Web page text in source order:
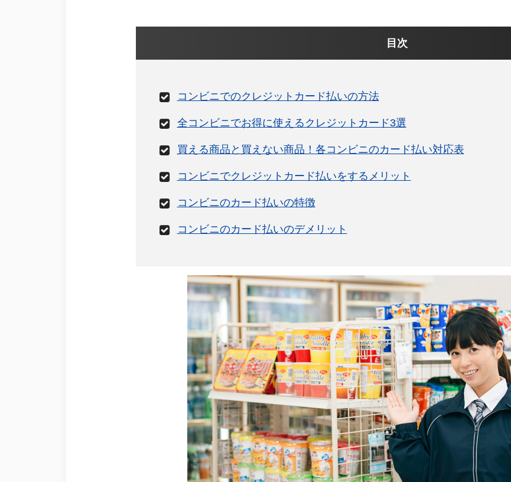
目次
コンビニでのクレジットカード払いの方法
全コンビニでお得に使えるクレジットカード3選
買える商品と買えない商品！各コンビニのカード払い対応表
コンビニでクレジットカード払いをするメリット
コンビニのカード払いの特徴
コンビニのカード払いのデメリット